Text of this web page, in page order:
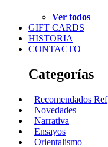
Ver todos
GIFT CARDS
HISTORIA
CONTACTO
Categorías
Recomendados Ref
Novedades
Narrativa
Ensayos
Orientalismo